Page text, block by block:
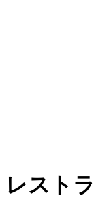
レスト